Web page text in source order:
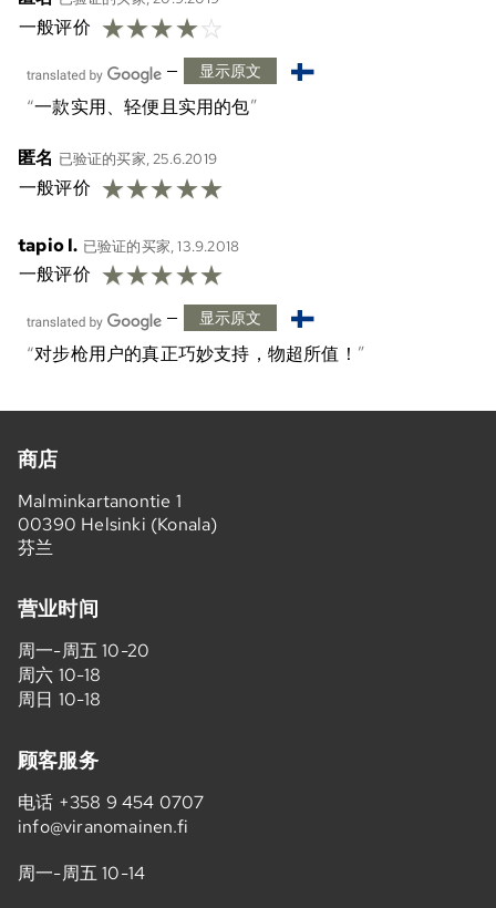
一般评价 ☆☆☆☆☆
— 显示原文
一款实用、轻便且实用的包
匿名 已验证的买家, 25.6.2019
一般评价 ☆☆☆☆☆
tapio l. 已验证的买家, 13.9.2018
一般评价 ☆☆☆☆☆
— 显示原文
对步枪用户的真正巧妙支持，物超所值！
商店
Malminkartanontie 1
00390 Helsinki (Konala)
芬兰
营业时间
周一-周五 10-20
周六 10-18
周日 10-18
顾客服务
电话 +358 9 454 0707
info@viranomainen.fi
周一-周五 10-14